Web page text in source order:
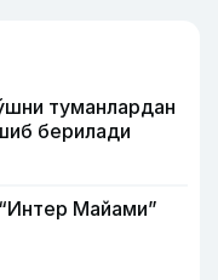
туманлардан
берилади
Майами”